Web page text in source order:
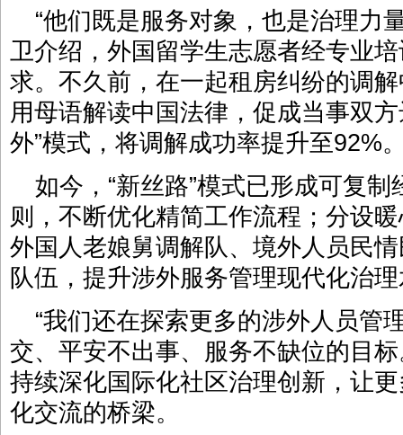
“他们既是服务对象，也是治理力
卫介绍，外国留学生志愿者经专业
求。不久前，在一起租房纠纷的调
用母语解读中国法律，促成当事双
外”模式，将调解成功率提升至92%
如今，“新丝路”模式已形成可复制
则，不断优化精简工作流程；分设
外国人老娘舅调解队、境外人员民
队伍，提升涉外服务管理现代化治
“我们还在探索更多的涉外人员管
交、平安不出事、服务不缺位的目
持续深化国际化社区治理创新，让
化交流的桥梁。